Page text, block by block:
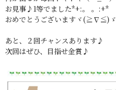
お見事♪1等でました*+:。 。:+*
おめでとうございますヾ(≧∇≦)ゞ
あと、２回チャンスあります♪
次回はぜひ、目指せ金賞♪